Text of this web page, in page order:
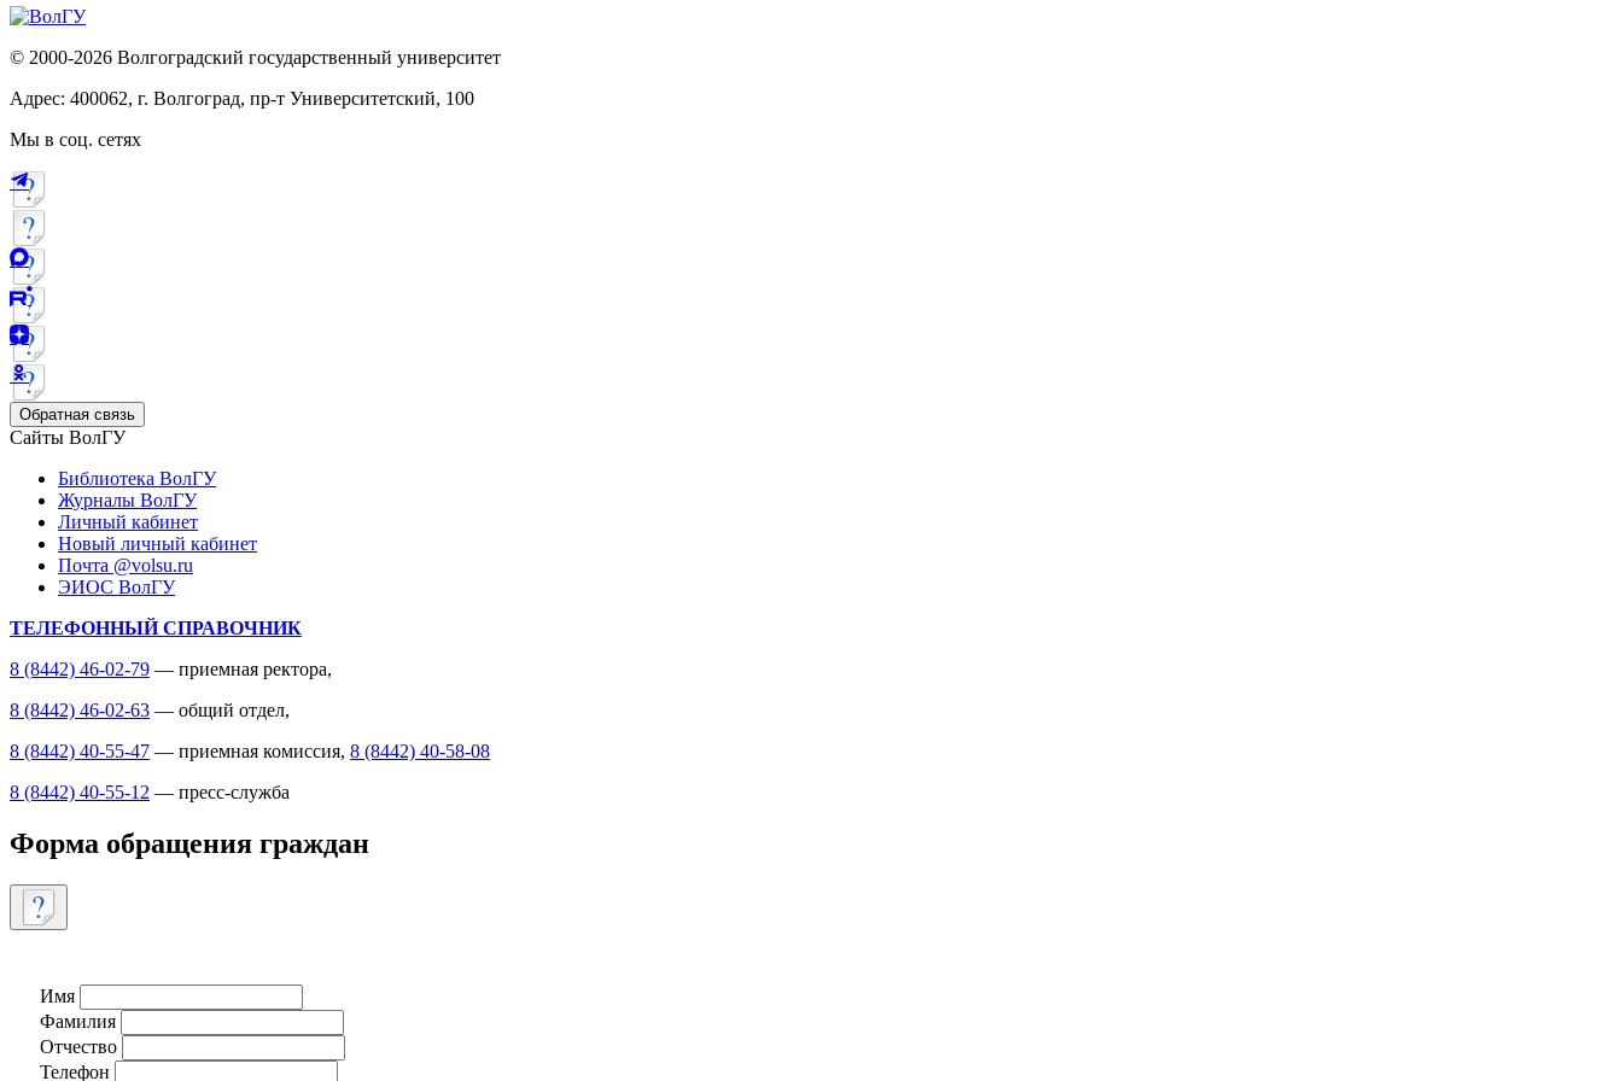
© 2000-2026 Волгоградский государственный университет
Адрес: 400062, г. Волгоград, пр-т Университетский, 100
Мы в соц. сетях
Обратная связь
Сайты ВолГУ
Библиотека ВолГУ
Журналы ВолГУ
Личный кабинет
Новый личный кабинет
Почта @volsu.ru
ЭИОС ВолГУ
ТЕЛЕФОННЫЙ СПРАВОЧНИК
8 (8442) 46-02-79 — приемная ректора,
8 (8442) 46-02-63 — общий отдел,
8 (8442) 40-55-47 — приемная комиссия, 8 (8442) 40-58-08
8 (8442) 40-55-12 — пресс-служба
Форма обращения граждан
Имя
Фамилия
Отчество
Телефон